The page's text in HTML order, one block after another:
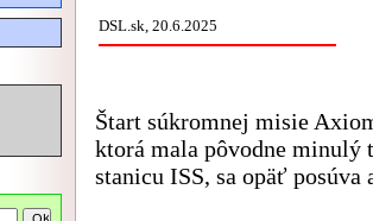
DSL.sk, 20.6.2025
Štart súkromnej misie
ktorá mala pôvodne minulý
stanicu ISS, sa opäť